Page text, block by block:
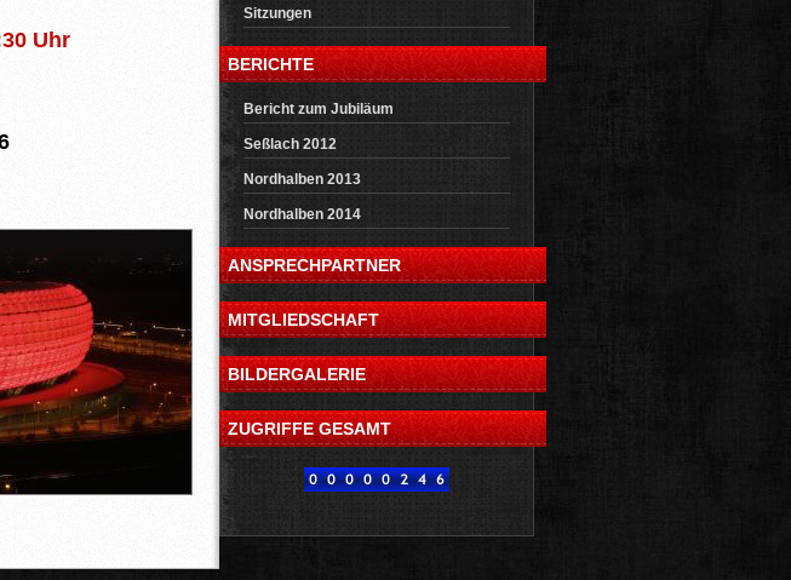
Uhr
Sitzungen
BERICHTE
Bericht zum Jubiläum
Seßlach 2012
Nordhalben 2013
Nordhalben 2014
ANSPRECHPARTNER
MITGLIEDSCHAFT
BILDERGALERIE
ZUGRIFFE GESAMT